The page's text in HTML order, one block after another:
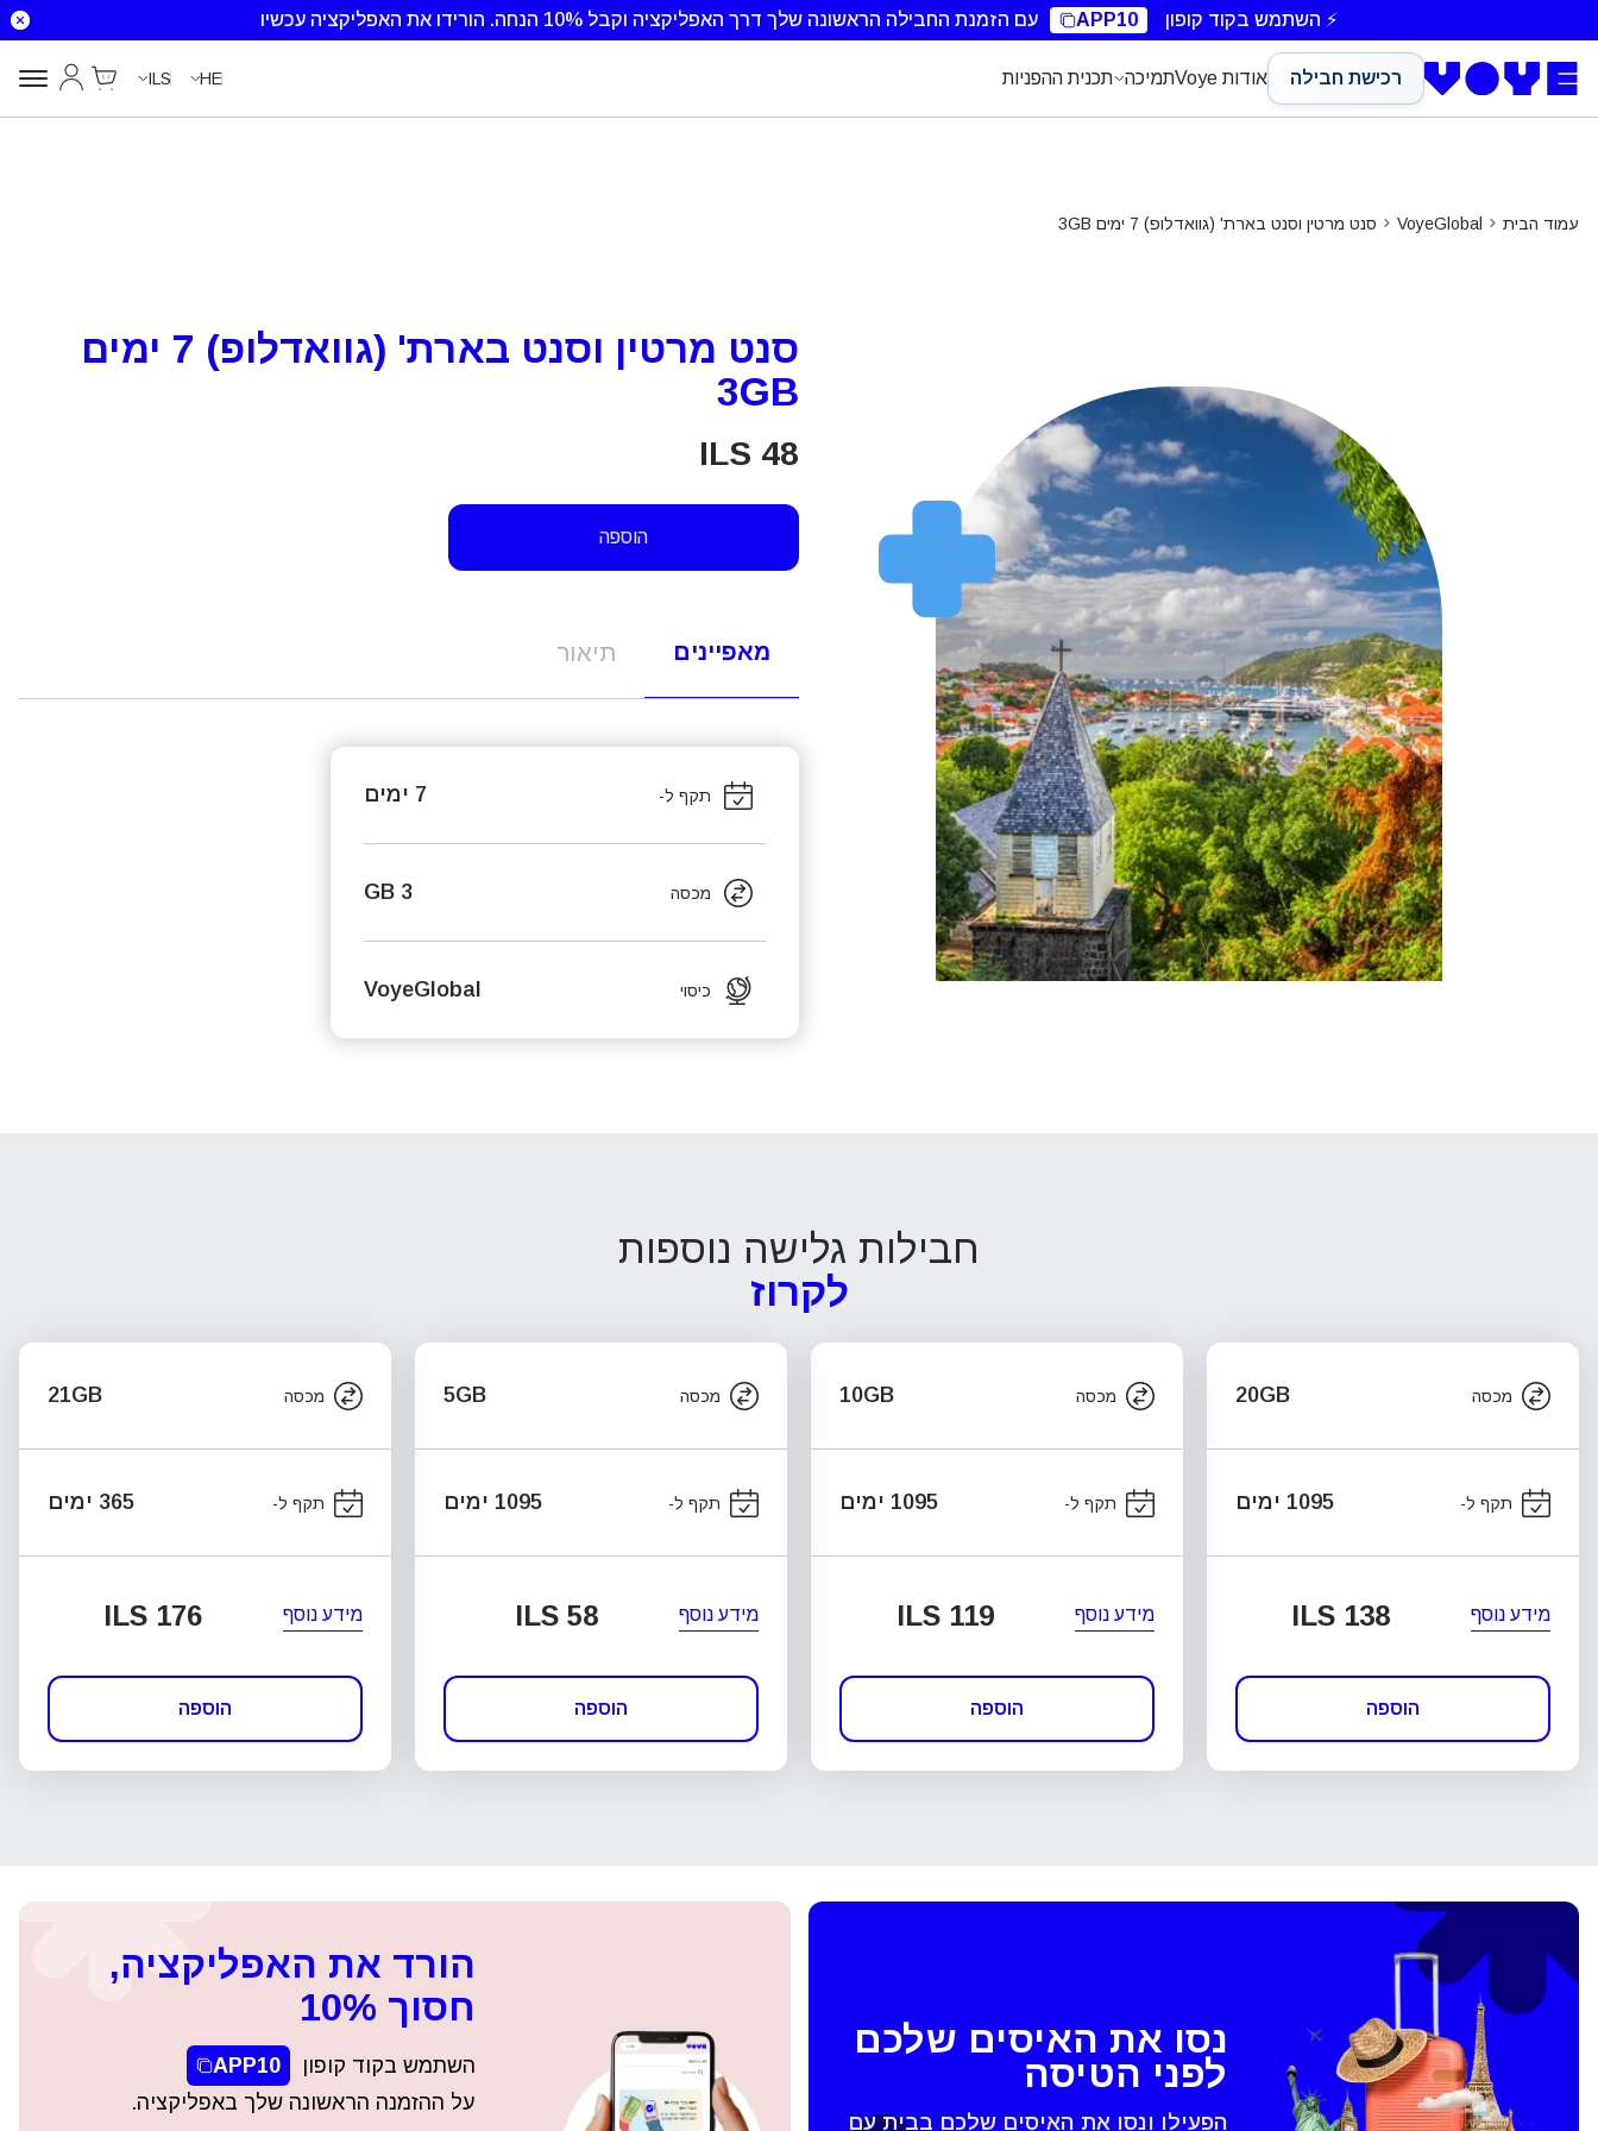
⚡ השתמש בקוד קופון APP10 עם הזמנת החבילה הראשונה שלך דרך האפליקציה וקבל 10% הנחה. הורידו את האפליקציה עכשיו
רכישת חבילה אודות Voye תמיכה תכנית ההפניות HE
ILS
Cart
החשבון
עמוד הבית VoyeGlobal סנט מרטין וסנט בארת' (גוואדלופ) 7 ימים 3GB
סנט מרטין וסנט בארת' (גוואדלופ) 7 ימים
3GB
ILS 48
הוספה
מאפיינים תיאור
תקף ל- 7 ימים
מכסה 3 GB
כיסוי VoyeGlobal
חבילות גלישה נוספות
לקרוז
מכסה 20GB
תקף ל- 1095 ימים
מידע נוסף ILS 138
הוספה
מכסה 10GB
תקף ל- 1095 ימים
מידע נוסף ILS 119
הוספה
מכסה 5GB
תקף ל- 1095 ימים
מידע נוסף ILS 58
הוספה
מכסה 21GB
תקף ל- 365 ימים
מידע נוסף ILS 176
הוספה
נסו את האיסים שלכם
לפני הטיסה
הפעילו ונסו את האיסים שלכם בבית עם
הורד את האפליקציה,
חסוך 10%
השתמש בקוד קופון
APP10
על ההזמנה הראשונה שלך באפליקציה.